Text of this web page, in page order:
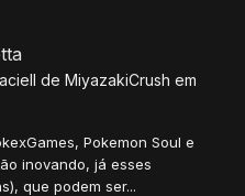
de MiyazakiCrush em
Pokemon Soul e
inovando, já esses
que podem ser...